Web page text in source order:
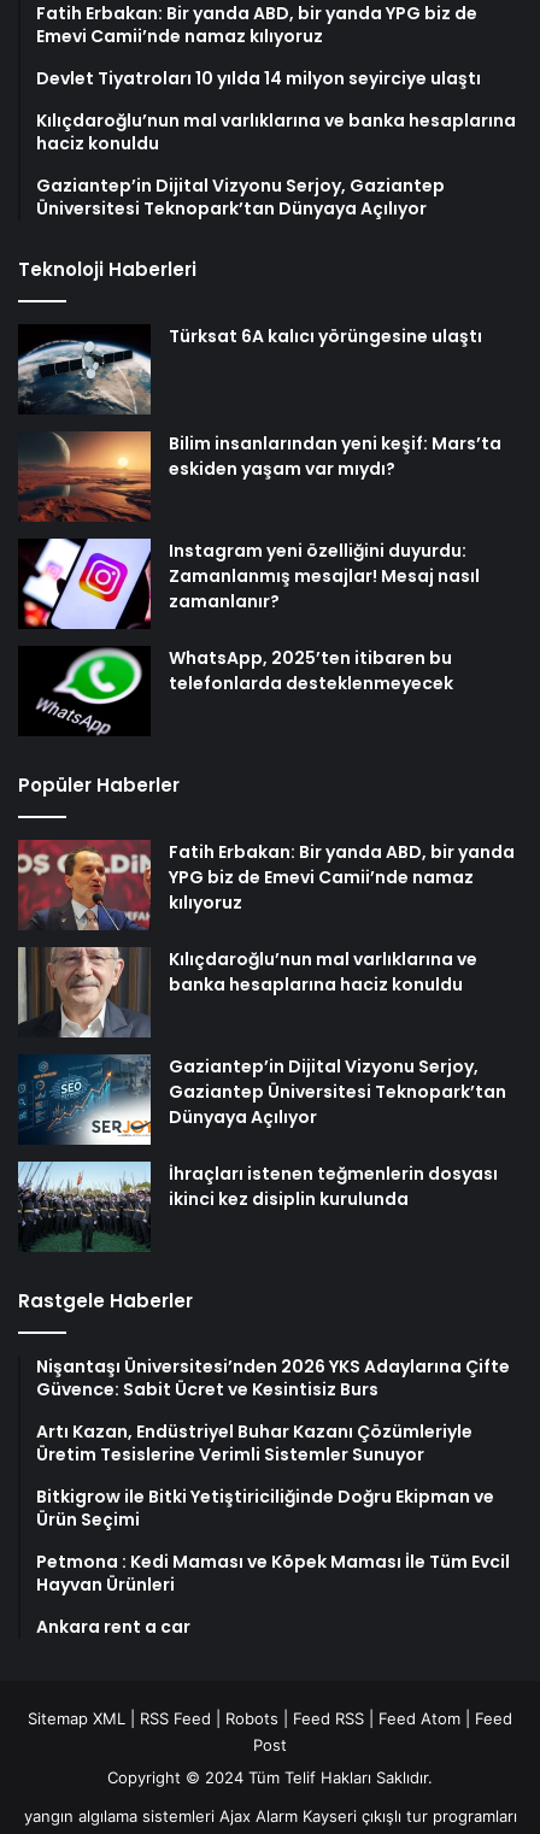
Fatih Erbakan: Bir yanda ABD, bir yanda YPG biz de
Emevi Camii’nde namaz kılıyoruz
Devlet Tiyatroları 10 yılda 14 milyon seyirciye ulaştı
Kılıçdaroğlu’nun mal varlıklarına ve banka hesaplarına
haciz konuldu
Gaziantep’in Dijital Vizyonu Serjoy, Gaziantep
Üniversitesi Teknopark’tan Dünyaya Açılıyor
Teknoloji Haberleri
Türksat 6A kalıcı yörüngesine ulaştı
Bilim insanlarından yeni keşif: Mars’ta
eskiden yaşam var mıydı?
Instagram yeni özelliğini duyurdu:
Zamanlanmış mesajlar! Mesaj nasıl
zamanlanır?
WhatsApp, 2025’ten itibaren bu
telefonlarda desteklenmeyecek
Popüler Haberler
Fatih Erbakan: Bir yanda ABD, bir yanda
YPG biz de Emevi Camii’nde namaz
kılıyoruz
Kılıçdaroğlu’nun mal varlıklarına ve
banka hesaplarına haciz konuldu
Gaziantep’in Dijital Vizyonu Serjoy,
Gaziantep Üniversitesi Teknopark’tan
Dünyaya Açılıyor
İhraçları istenen teğmenlerin dosyası
ikinci kez disiplin kurulunda
Rastgele Haberler
Nişantaşı Üniversitesi’nden 2026 YKS Adaylarına Çifte
Güvence: Sabit Ücret ve Kesintisiz Burs
Artı Kazan, Endüstriyel Buhar Kazanı Çözümleriyle
Üretim Tesislerine Verimli Sistemler Sunuyor
Bitkigrow ile Bitki Yetiştiriciliğinde Doğru Ekipman ve
Ürün Seçimi
Petmona : Kedi Maması ve Köpek Maması İle Tüm Evcil
Hayvan Ürünleri
Ankara rent a car
Sitemap XML RSS Feed Robots Feed RSS Feed Atom
Feed
Post
Copyright © 2024 Tüm Telif Hakları Saklıdır.
yangın algılama sistemleri Ajax Alarm Kayseri çıkışlı tur programları